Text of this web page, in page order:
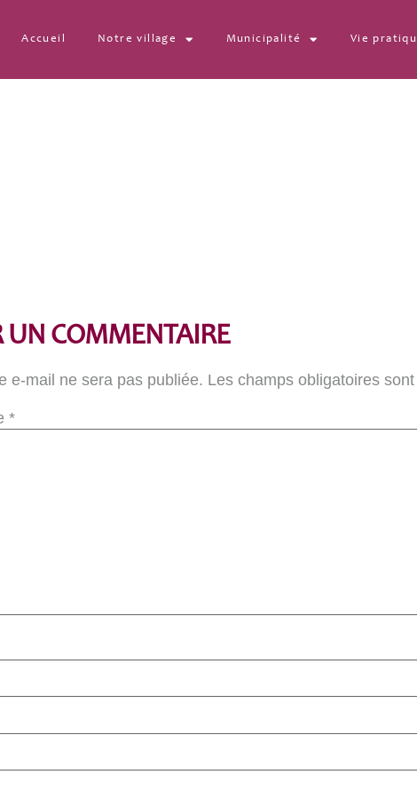
Accueil Notre village Municipalité Vie
UN COMMENTAIRE
e-mail ne sera pas publiée. Les champs obligatoires
*